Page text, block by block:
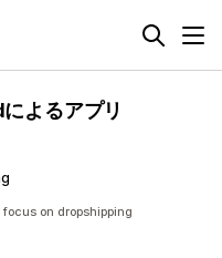
よるアプリ
on dropshipping